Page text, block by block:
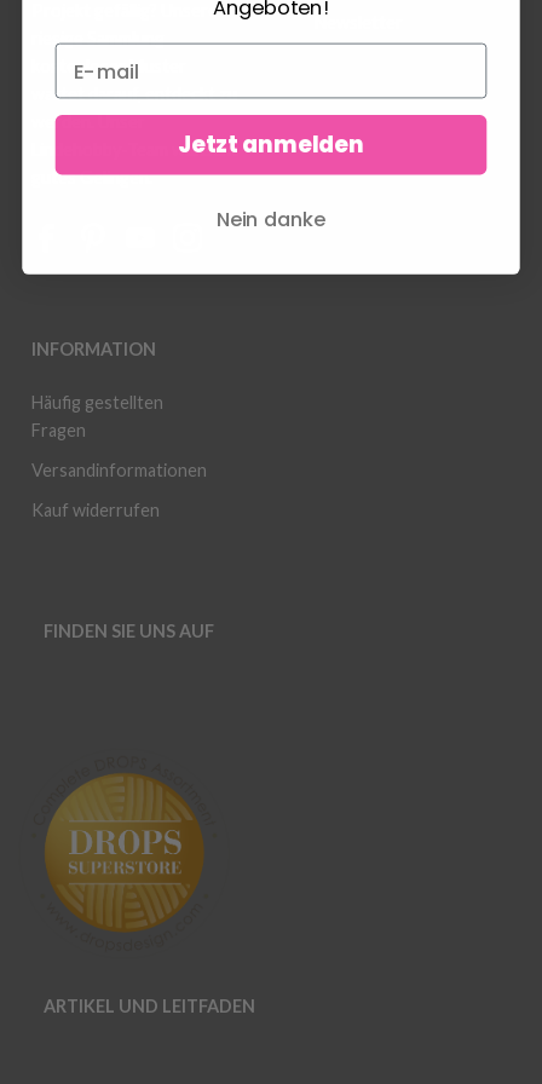
Projekt gefällig? Unsere
riesige Sammlung
kostenloser Muster
wartet darauf, entdeckt zu
werden. Unser
Lindehobby-Team wünscht
gutes Gelingen.
INFORMATION
Häufig gestellten
Fragen
Versandinformationen
Kauf widerrufen
FINDEN SIE UNS AUF
ARTIKEL UND LEITFADEN
Angeboten!
Jetzt anmelden
Nein danke